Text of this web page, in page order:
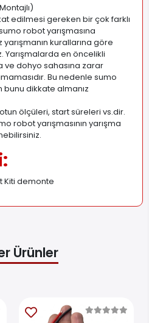
edilmesi gereken bir çok farklı
robot yarışmasına
yarışmanın kurallarına göre
Yarışmalarda en öncelikli
dohyo sahasına zarar
Bu nedenle sumo
dikkate almanız
ölçüleri, start süreleri vs.dir.
robot yarışmasının yarışma
Kiti demonte
Ürünler